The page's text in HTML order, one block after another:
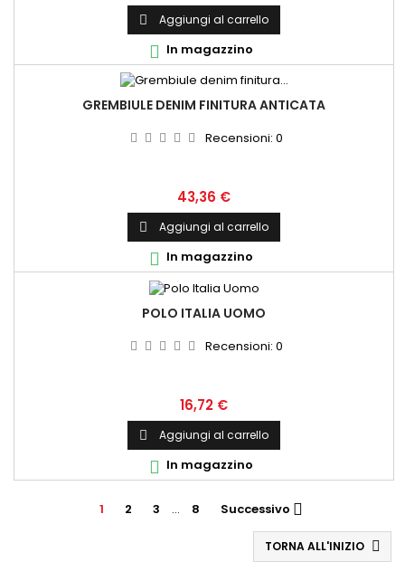
 Aggiungi al carrello
 In magazzino
GREMBIULE DENIM FINITURA ANTICATA
Recensioni: 0
Prezzo
43,36 €
 Aggiungi al carrello
 In magazzino
POLO ITALIA UOMO
Recensioni: 0
Prezzo
16,72 €
 Aggiungi al carrello
 In magazzino
1 2 3 … 8 Successivo 
TORNA ALL'INIZIO 